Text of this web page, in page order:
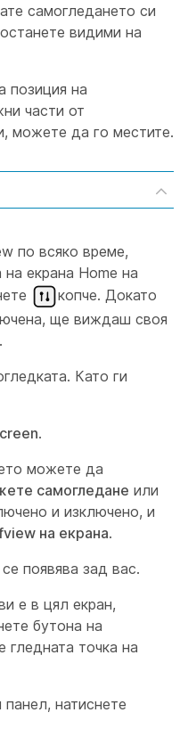
самогледането си
видими на
позиция на
части от
можете да го местите.
по всяко време,
екрана Home на
копче. Докато
ще виждаш своя
Като ги
.
можете да
самогледане или
и изключено, и
на екрана.
появява зад вас.
е в цял екран,
бутона на
гледната точка на
натиснете